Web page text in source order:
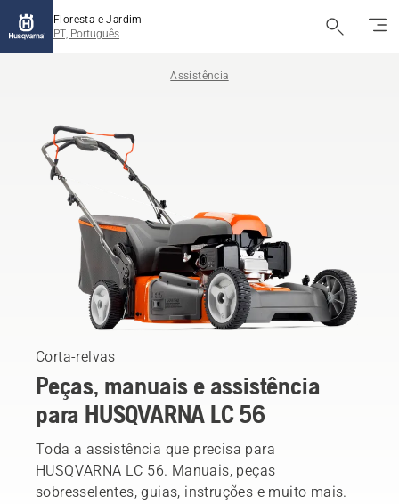
Floresta e Jardim
PT, Português
Assistência
Corta-relvas
Peças, manuais e assistência
para HUSQVARNA LC 56
Toda a assistência que precisa para
HUSQVARNA LC 56. Manuais, peças
sobresselentes, guias, instruções e muito mais.